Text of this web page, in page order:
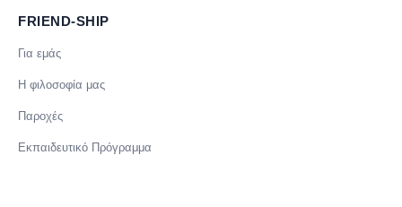
FRIEND-SHIP
Για εμάς
Η φιλοσοφία μας
Παροχές
Εκπαιδευτικό Πρόγραμμα